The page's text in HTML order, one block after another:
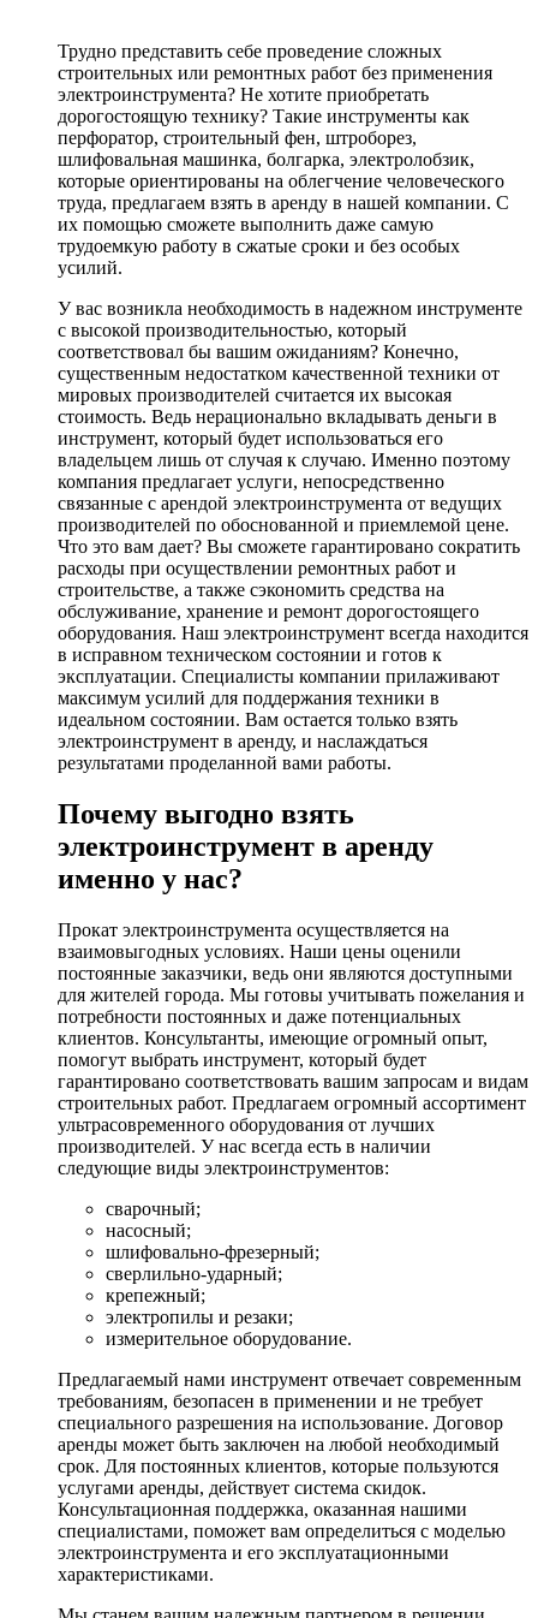
Трудно представить себе проведение сложных
строительных или ремонтных работ без применения
электроинструмента? Не хотите приобретать
дорогостоящую технику? Такие инструменты как
перфоратор, строительный фен, штроборез,
шлифовальная машинка, болгарка, электролобзик,
которые ориентированы на облегчение человеческого
труда, предлагаем взять в аренду в нашей компании. С
их помощью сможете выполнить даже самую
трудоемкую работу в сжатые сроки и без особых
усилий.
У вас возникла необходимость в надежном инструменте
с высокой производительностью, который
соответствовал бы вашим ожиданиям? Конечно,
существенным недостатком качественной техники от
мировых производителей считается их высокая
стоимость. Ведь нерационально вкладывать деньги в
инструмент, который будет использоваться его
владельцем лишь от случая к случаю. Именно поэтому
компания предлагает услуги, непосредственно
связанные с арендой электроинструмента от ведущих
производителей по обоснованной и приемлемой цене.
Что это вам дает? Вы сможете гарантировано сократить
расходы при осуществлении ремонтных работ и
строительстве, а также сэкономить средства на
обслуживание, хранение и ремонт дорогостоящего
оборудования. Наш электроинструмент всегда находится
в исправном техническом состоянии и готов к
эксплуатации. Специалисты компании прилаживают
максимум усилий для поддержания техники в
идеальном состоянии. Вам остается только взять
электроинструмент в аренду, и наслаждаться
результатами проделанной вами работы.
Почему выгодно взять
электроинструмент в аренду
именно у нас?
Прокат электроинструмента осуществляется на
взаимовыгодных условиях. Наши цены оценили
постоянные заказчики, ведь они являются доступными
для жителей города. Мы готовы учитывать пожелания и
потребности постоянных и даже потенциальных
клиентов. Консультанты, имеющие огромный опыт,
помогут выбрать инструмент, который будет
гарантировано соответствовать вашим запросам и видам
строительных работ. Предлагаем огромный ассортимент
ультрасовременного оборудования от лучших
производителей. У нас всегда есть в наличии
следующие виды электроинструментов:
сварочный;
насосный;
шлифовально-фрезерный;
сверлильно-ударный;
крепежный;
электропилы и резаки;
измерительное оборудование.
Предлагаемый нами инструмент отвечает современным
требованиям, безопасен в применении и не требует
специального разрешения на использование. Договор
аренды может быть заключен на любой необходимый
срок. Для постоянных клиентов, которые пользуются
услугами аренды, действует система скидок.
Консультационная поддержка, оказанная нашими
специалистами, поможет вам определиться с моделью
электроинструмента и его эксплуатационными
характеристиками.